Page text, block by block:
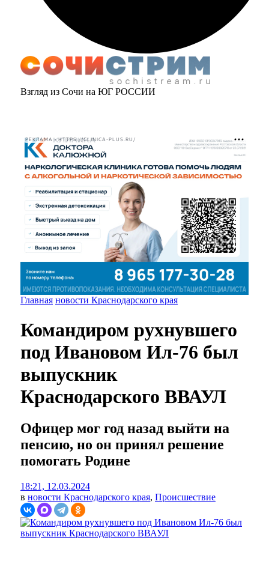
Взгляд из Сочи на ЮГ РОССИИ
РЕКЛАМА • HTTPS://CLINICA-PLUS.RU/
Главная новости Краснодарского края
Командиром рухнувшего
под Ивановом Ил-76 был
выпускник
Краснодарского ВВАУЛ
Офицер мог год назад выйти на
пенсию, но он принял решение
помогать Родине
18:21, 12.03.2024
в новости Краснодарского края, Происшествие